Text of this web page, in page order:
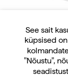
Jõuseadmed ja
varustus
Wrange Pro
fikseeritud
See sait
küpsised
"Nõustu",
ning 10%